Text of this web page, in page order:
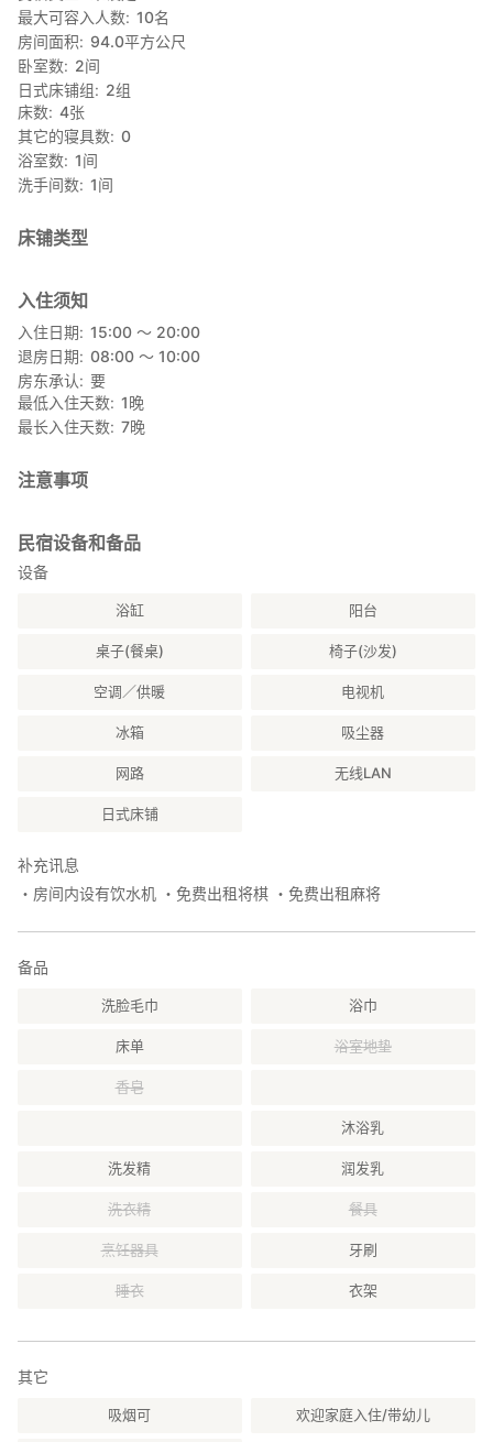
・周五休息
餐点采用当地时令特色菜烹制。
享用早餐、午餐和晚餐！^^
■ 陶艺体验（2018年4月起）
此体验每周举办一次。请提前联系我们确认空位情况并进行预订。
・体验：体验陶艺制作，包括使用陶轮、手工成型和揉捏粘土等制
作单个陶器的步骤。 ☆
·人数限制：1-5人
·请穿着不怕脏的衣服。
·今归仁城遗址 2.2公里
·户口港 5.2公里
·Warumi桥 5.3公里
·本部元气村 5.5公里
·海洋博公园 6.7公里
·冲绳美丽海水族馆 6.8公里
·名护菠萝园 6.9公里
·备濑福木林荫大道 7.2公里
最大可容入人数 10名
房间面积
94.0平方公尺
卧室数
2间
日式床铺组
2组
床数 4张
其它的寝具数 0
浴室数 1间
洗手间数 1间
床铺类型
入住须知
入住日期
15:00 〜 20:00
退房日期
08:00 〜 10:00
房东承认
要
最低入住天数 1晚
最长入住天数 7晚
注意事项
民宿设备和备品
设备
浴缸 阳台
桌子(餐桌) 椅子(沙发)
空调／供暖 电视机
冰箱 吸尘器
网路 无线LAN
日式床铺
补充讯息
・房间内设有饮水机 ・免费出租将棋 ・免费出租麻将
备品
洗脸毛巾 浴巾
床单 浴室地垫
香皂
沐浴乳
洗发精 润发乳
洗衣精 餐具
烹饪器具 牙刷
睡衣 衣架
其它
吸烟可 欢迎家庭入住/带幼儿